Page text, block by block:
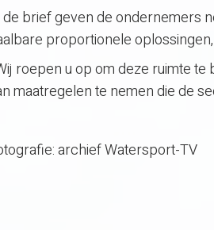
de brief geven de ondernemers
proportionele
roepen u op om deze ruimte
maatregelen te nemen die de
archief Watersport-TV